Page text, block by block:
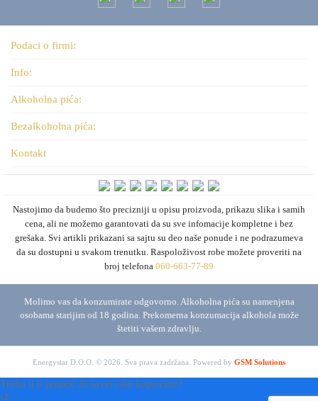
Podaci o firmi:
Info:
Alkoholna pića:
Bezalkoholna pića:
Kontakt
Nastojimo da budemo što precizniji u opisu proizvoda, prikazu slika i samih
cena, ali ne možemo garantovati da su sve infomacije kompletne i bez
grešaka. Svi artikli prikazani sa sajtu su deo naše ponude i ne podrazumeva
da su dostupni u svakom trenutku. Raspoloživost robe možete proveriti na
broj telefona 060-663-77-89
Molimo vas da konzumirate odgovorno. Alkoholna pića su namenjena
osobama starijim od 18 godina. Prekomerna konzumacija alkohola može
štetiti vašem zdravlju.
Energystar D.O.O. © 2026. Sva prava zadržana. Powered by GSM Solutions
Treba li ti pomoć ili savet oko kupovine?
↺ −